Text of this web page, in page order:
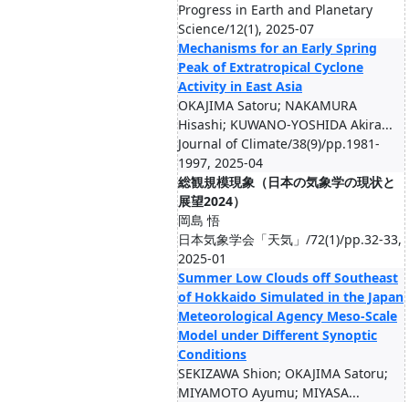
Progress in Earth and Planetary
Science/12(1), 2025-07
Mechanisms for an Early Spring
Peak of Extratropical Cyclone
Activity in East Asia
OKAJIMA Satoru; NAKAMURA
Hisashi; KUWANO-YOSHIDA Akira...
Journal of Climate/38(9)/pp.1981-
1997, 2025-04
総観規模現象（日本の気象学の現状と
展望2024）
岡島 悟
日本気象学会「天気」/72(1)/pp.32-33,
2025-01
Summer Low Clouds off Southeast
of Hokkaido Simulated in the Japan
Meteorological Agency Meso-Scale
Model under Different Synoptic
Conditions
SEKIZAWA Shion; OKAJIMA Satoru;
MIYAMOTO Ayumu; MIYASA...